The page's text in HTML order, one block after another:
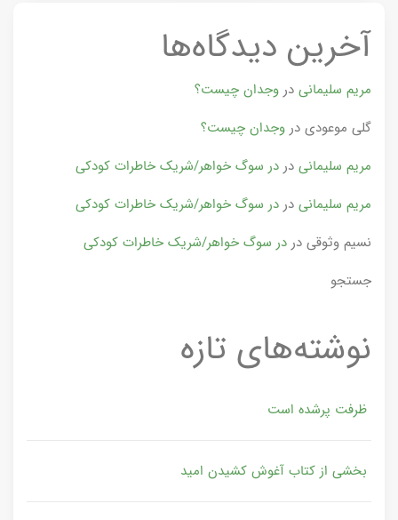
آخرین دیدگاه‌ها
مریم سلیمانی در وجدان چیست؟
گلی موعودی در وجدان چیست؟
مریم سلیمانی در در سوگ خواهر/شریک خاطرات کودکی
مریم سلیمانی در در سوگ خواهر/شریک خاطرات کودکی
نسیم وثوقی در در سوگ خواهر/شریک خاطرات کودکی
جستجو
نوشته‌های تازه
ظرفت پرشده‌ است
بخشی از کتاب آغوش کشیدن امید